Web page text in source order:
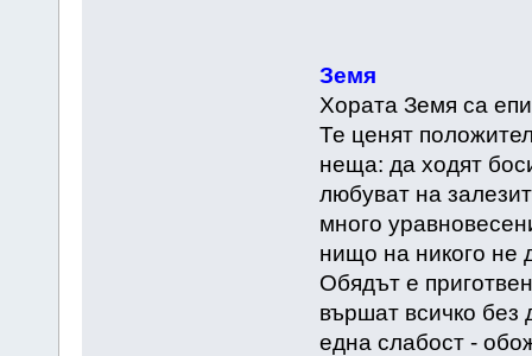
Земя
Хората Земя са
Те ценят
неща: да ходят
любуват на
много
нищо на никого не
Обядът е
вършат всичко
една слабост -